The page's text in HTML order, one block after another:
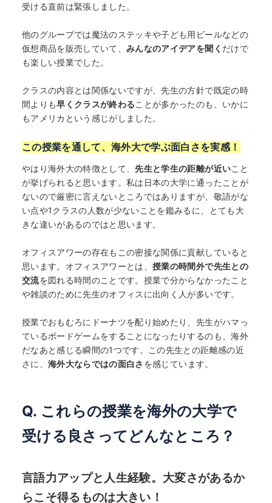
受ける直前は緊張しました。
他のグループでは魔法のステッキや子ども用ビールなどの
仮想商品を販売していて、みんなのアイデアを聞く だけで
も楽しい授業でした。
クラスの内容とは関係ないですが、先生の方針で既定の時
間よりも早くクラスが終わることが多かったのも、いかに
もアメリカという感じがしました。
この授業を通して、海外大で学ぶ面白さを実感！
やはり海外大の特徴として、先生と学生の距離が近いこと
が挙げられると思います。私は日本の大学に通ったことが
ないので厳密に言えないところではありますが、敬語がな
い点や1クラスの人数が少ないことを鑑みるに、とても大
きな違いがあるのではと思います。
オフィスアワーの存在もこの密接な関係に貢献していると
思います。オフィスアワーとは、授業の時間外で先生との
交流を図れる時間のことです。授業で分からなかったこと
や雑談のために先生のオフィスに出向く人が多いです。
授業でおもむろにドーナツを配り始めたり、先生がハマっ
ているボードゲームをすることになったりするのも、海外
だなあと感じる瞬間の1つです。この先生との距離感の近
さに、 海外大ならではの面白さ を感じています。
Q. これらの授業を海外の大学で
受ける良さってどんなところ？
言語力アップと人生経験。大変さがあるか
らこそ得るものは大きい！